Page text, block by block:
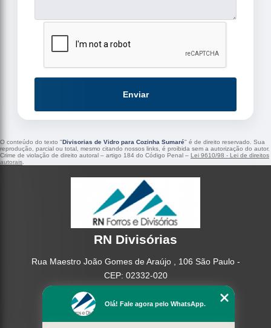
Enviar
O conteúdo do texto "Divisorias de Vidro para Cozinha Sumaré" é de direito reservado. Sua
reprodução, parcial ou total, mesmo citando nossos links, é proibida sem a autorização do autor.
Crime de violação de direito autoral – artigo 184 do Código Penal – Lei 9610/98 - Lei de direitos
autorais
RN Divisórias
Rua Maestro João Gomes de Araújo , 106 São Paulo -
CEP: 02332-020
Olá! Fale agora pelo WhatsApp.